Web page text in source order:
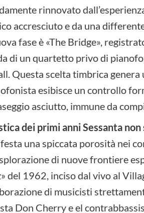
rinnovato
accresciuto e da una
fase è «The Bridge»,
di un quartetto privo di
Questa scelta timbrica
esibisce un controllo
asciutto, immune da
dei primi anni Sessanta
una spiccata porosità nei
di nuove frontiere
del 1962, inciso dal vivo al
di musicisti
Don Cherry e el